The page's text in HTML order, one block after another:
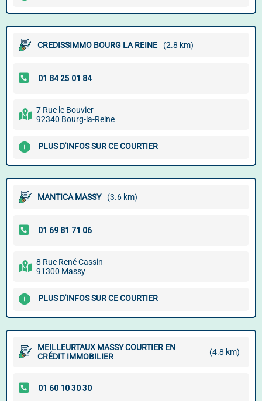
CREDISSIMMO BOURG LA REINE (2.8 km)
7 Rue le Bouvier
92340 Bourg-la-Reine
PLUS D'INFOS SUR CE COURTIER
MANTICA MASSY (3.6 km)
8 Rue René Cassin
91300 Massy
PLUS D'INFOS SUR CE COURTIER
MEILLEURTAUX MASSY COURTIER EN
CRÉDIT IMMOBILIER
(4.8 km)